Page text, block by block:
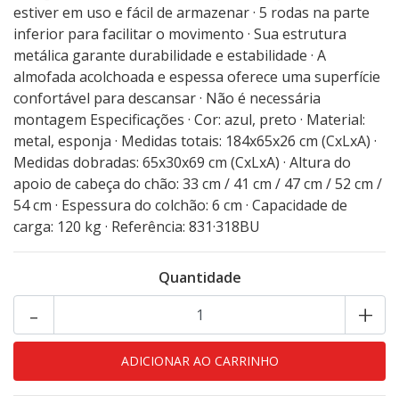
estiver em uso e fácil de armazenar · 5 rodas na parte
inferior para facilitar o movimento · Sua estrutura
metálica garante durabilidade e estabilidade · A
almofada acolchoada e espessa oferece uma superfície
confortável para descansar · Não é necessária
montagem Especificações · Cor: azul, preto · Material:
metal, esponja · Medidas totais: 184x65x26 cm (CxLxA) ·
Medidas dobradas: 65x30x69 cm (CxLxA) · Altura do
apoio de cabeça do chão: 33 cm / 41 cm / 47 cm / 52 cm /
54 cm · Espessura do colchão: 6 cm · Capacidade de
carga: 120 kg · Referência: 831·318BU
Quantidade
+
-